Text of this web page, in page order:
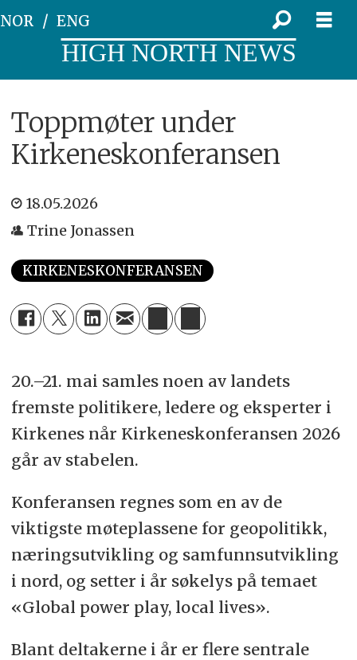
NOR ENG
HIGH NORTH NEWS
Toppmøter under
Kirkeneskonferansen
18.05.2026
Trine Jonassen
KIRKENESKONFERANSEN
20.–21. mai samles noen av landets
fremste politikere, ledere og eksperter i
Kirkenes når Kirkeneskonferansen 2026
går av stabelen.
Konferansen regnes som en av de
viktigste møteplassene for geopolitikk,
næringsutvikling og samfunnsutvikling
i nord, og setter i år søkelys på temaet
«Global power play, local lives».
Blant deltakerne i år er flere sentrale